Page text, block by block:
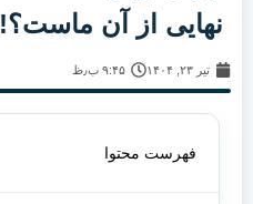
نهایی از آن ماست؟!
تیر ۲۳, ۱۴۰۴ ۹:۴۵ ب٫ظ
فهرست محتوا